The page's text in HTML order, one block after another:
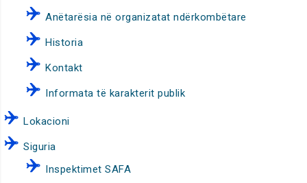
Anëtarësia në organizatat ndërkombëtare
Historia
Kontakt
Informata të karakterit publik
Lokacioni
Siguria
Inspektimet SAFA